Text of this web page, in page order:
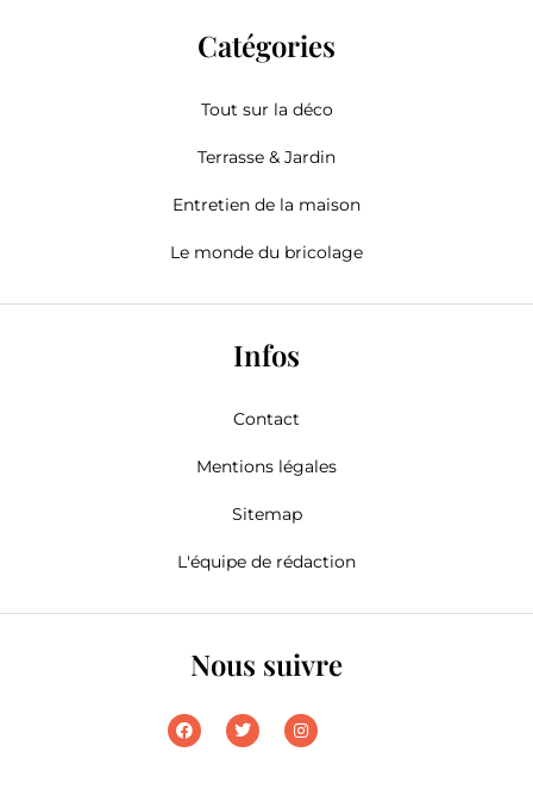
Catégories
Tout sur la déco
Terrasse & Jardin
Entretien de la maison
Le monde du bricolage
Infos
Contact
Mentions légales
Sitemap
L'équipe de rédaction
Nous suivre